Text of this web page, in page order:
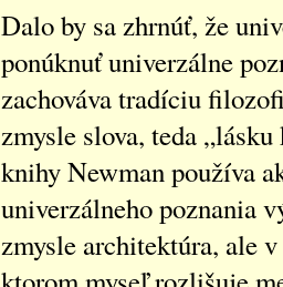
Dalo by sa zhrnúť, že
ponúknuť univerzálne
zachováva tradíciu
zmysle slova, teda
knihy Newman používa
univerzálneho poznania
zmysle architektúra, ale